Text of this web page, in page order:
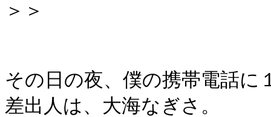
＞＞
その日の夜、僕の携帯電話に
差出人は、大海なぎさ。